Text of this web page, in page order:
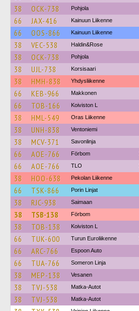
38 OCK-738 Pohjola
66 JAX-416 Kainuun Liikenne
66 OOS-866 Kainuun Liikenne
38 VEC-538 Haldin&Rose
38 OCK-738 Pohjola
38 UJL-738 Korsisaari
38 HMH-838 Yhdysliikenne
66 KEB-966 Makkonen
66 TOB-166 Koiviston L
38 HML-549 Oras Liikenne
38 UNH-838 Ventoniemi
38 MCV-371 Savonlinja
66 AOE-766 Förbom
66 AOE-766 TLO
38 HOO-638 Pekolan Liikenne
66 TSK-866 Porin Linjat
38 RJC-938 Saimaan
38 TSB-138 Förbom
38 TOB-138 Koiviston L
66 TUK-600 Turun Euroliikenne
66 ARC-766 Espoon Auto
66 TUA-766 Someron Linja
38 MEP-138 Vesanen
38 TVJ-538 Matka-Autot
38 TVJ-538 Matka-Autot